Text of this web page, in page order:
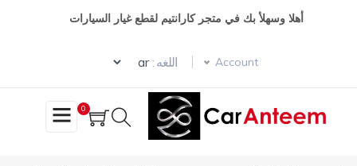
أهلا وسهلأ بك في متجر كارانتيم لقطع غيار السيارات
Account اللغه :
Select your language
0